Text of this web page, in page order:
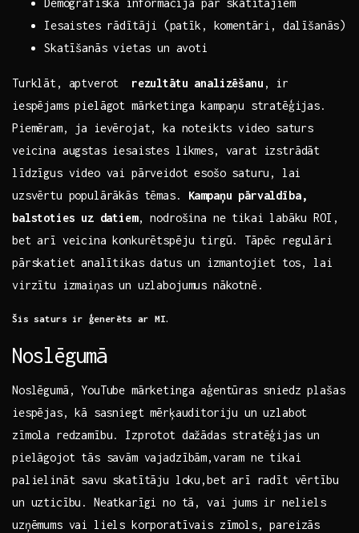
Demogrāfiskā ⁢informācija par skatītājiem
Iesaistes rādītāji ⁤(patīk, komentāri, dalīšanās)
Skatīšanās vietas un avoti
Turklāt,‌ aptverot ‍ rezultātu ‍analizēšanu , ir
iespējams pielāgot mārketinga kampaņu ⁤stratēģijas.⁤
Piemēram, ja ievērojat, ka⁣ noteikts video⁢ saturs
veicina ‍augstas iesaistes likmes, varat izstrādāt
līdzīgus video vai pārveidot esošo ⁢saturu, ⁤lai
uzsvērtu populārākās‌ tēmas. Kampaņu pārvaldība,
balstoties uz⁤ datiem, nodrošina ne tikai labāku ROI,⁢
bet arī veicina ‍konkurētspēju tirgū. Tāpēc regulāri
pārskatiet ⁣analītikas datus ⁢un‌ izmantojiet tos, lai
virzītu ‍izmaiņas un uzlabojumus nākotnē.
Šis ‌saturs⁢ ir ģenerēts ar MI.
Noslēgumā
Noslēgumā, YouTube ‌mārketinga aģentūras⁣ sniedz plašas
iespējas, ‌kā ⁢sasniegt mērķauditoriju un uzlabot⁣
zīmola redzamību. Izprotot​ dažādas stratēģijas un
pielāgojot​ tās ​savām vajadzībām,varam ⁢ne tikai
palielināt savu skatītāju⁢ loku,bet ‌arī radīt vērtību
un uzticību.‌ Neatkarīgi no ⁣tā, vai jums ir neliels⁢
uzņēmums vai liels korporatīvais zīmols, pareizās